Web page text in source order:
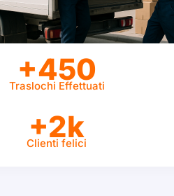
+450
Traslochi Effettuati
+2k
Clienti felici